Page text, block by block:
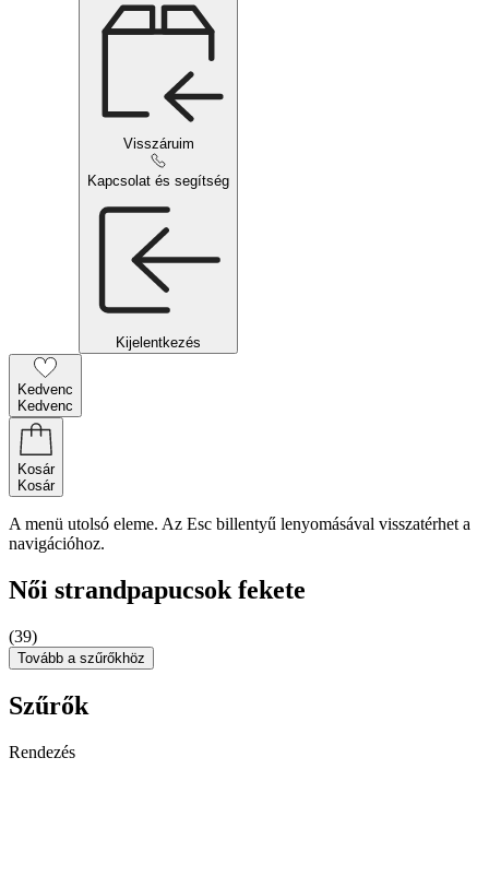
Visszáruim
Kapcsolat és segítség
Kijelentkezés
Kedvenc
Kedvenc
Kosár
Kosár
A menü utolsó eleme. Az Esc billentyű lenyomásával visszatérhet a
navigációhoz.
Női strandpapucsok fekete
(39)
Tovább a szűrőkhöz
Szűrők
Rendezés